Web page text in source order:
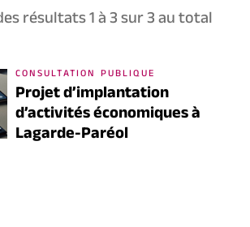
résultats1à3sur3au total
CONSULTATION PUBLIQUE
Projet d’implantation
d’activités économiques à
Lagarde-Paréol